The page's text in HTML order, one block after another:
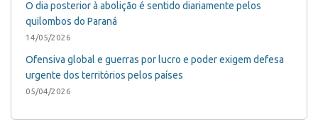
O dia posterior à abolição é sentido diariamente pelos
quilombos do Paraná
14/05/2026
Ofensiva global e guerras por lucro e poder exigem defesa
urgente dos territórios pelos países
05/04/2026